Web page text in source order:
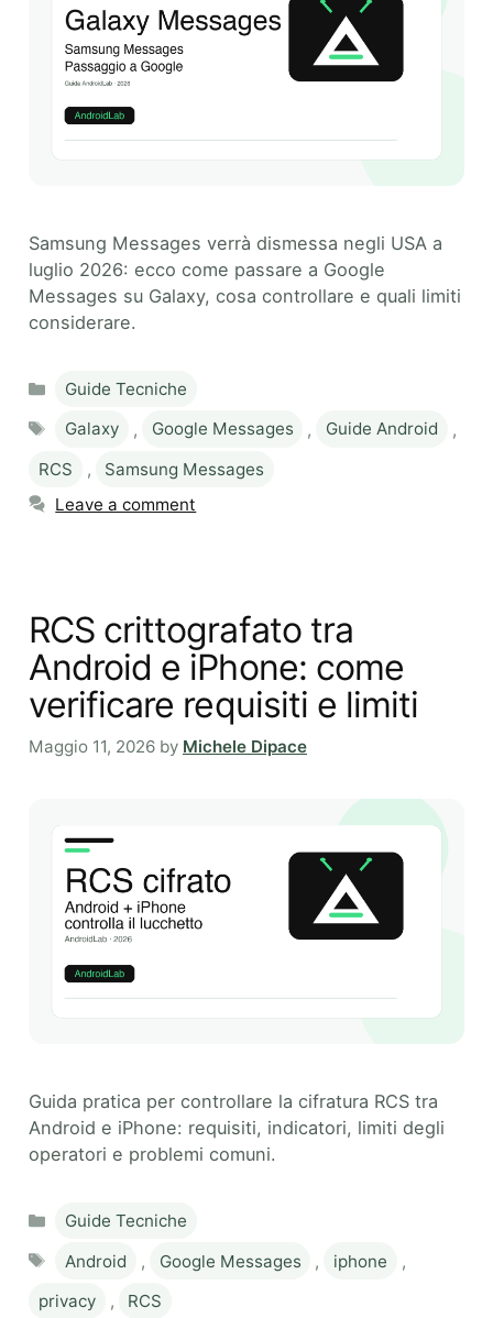
Samsung Messages verrà dismessa negli USA a
luglio 2026: ecco come passare a Google
Messages su Galaxy, cosa controllare e quali limiti
considerare.
Categories
Guide Tecniche
Tags
Galaxy , Google Messages , Guide Android
,
RCS
,
Samsung Messages
Leave a comment
RCS crittografato tra
Android e iPhone: come
verificare requisiti e limiti
Maggio 11, 2026 by Michele Dipace
Guida pratica per controllare la cifratura RCS tra
Android e iPhone: requisiti, indicatori, limiti degli
operatori e problemi comuni.
Categories
Guide Tecniche
Tags
Android , Google Messages , iphone
,
privacy
, RCS